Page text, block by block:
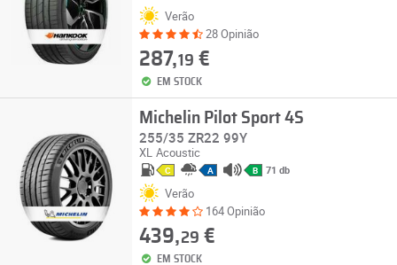
Verão
28 Opinião
287,19 €
EM STOCK
Michelin Pilot Sport 4S
255/35 ZR22 99Y
XL Acoustic
C A B 71 db
Verão
164 Opinião
439,29 €
EM STOCK